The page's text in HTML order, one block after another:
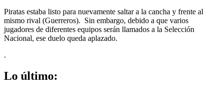
Piratas estaba listo para nuevamente saltar a la cancha y frente al
mismo rival (Guerreros). Sin embargo, debido a que varios
jugadores de diferentes equipos serán llamados a la Selección
Nacional, ese duelo queda aplazado.
.
Lo último: